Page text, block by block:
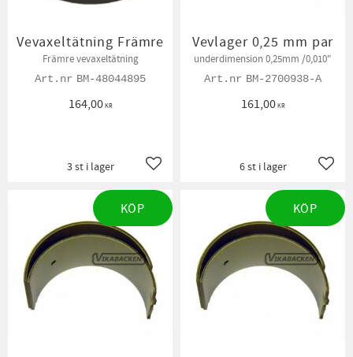
Vevaxeltätning Främre
Främre vevaxeltätning
BM-48044895
164,00KR
Lägg till i favoriter
3 st i lager
Vevlager 0,25 mm par
underdimension 0,25mm /0,010"
BM-2700938-A
161,00KR
6 st i lager
KÖP KÖP